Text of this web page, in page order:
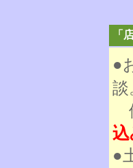
「
●
談
込
●